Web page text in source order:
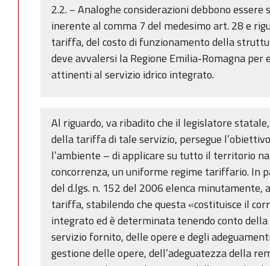
2.2. − Analoghe considerazioni debbono
inerente al comma 7 del medesimo art. 28 e
tariffa, del costo di funzionamento della
deve avvalersi la Regione Emilia-Romagna
attinenti al servizio idrico integrato.
Al riguardo, va ribadito che il legislatore
della tariffa di tale servizio, persegue
l’ambiente – di applicare su tutto il territorio
concorrenza, un uniforme regime tariffario. In
del d.lgs. n. 152 del 2006 elenca
tariffa, stabilendo che questa «costituisce il
integrato ed è determinata tenendo conto
servizio fornito, delle opere e degli
gestione delle opere, dell’adeguatezza della